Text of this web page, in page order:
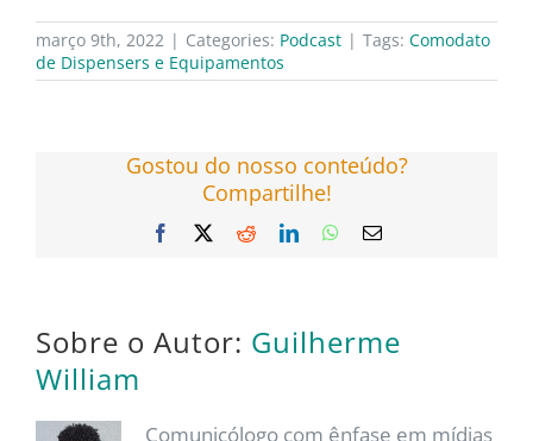
março 9th, 2022 | Categories: Podcast | Tags: Comodato
de Dispensers e Equipamentos
Gostou do nosso conteúdo?
Compartilhe!
Facebook RedditLinkedInWhatsApp
E-
Sobre o Autor: Guilherme
William
Comunicólogo com ênfase em mídias